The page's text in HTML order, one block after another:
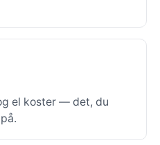
el koster — det, du